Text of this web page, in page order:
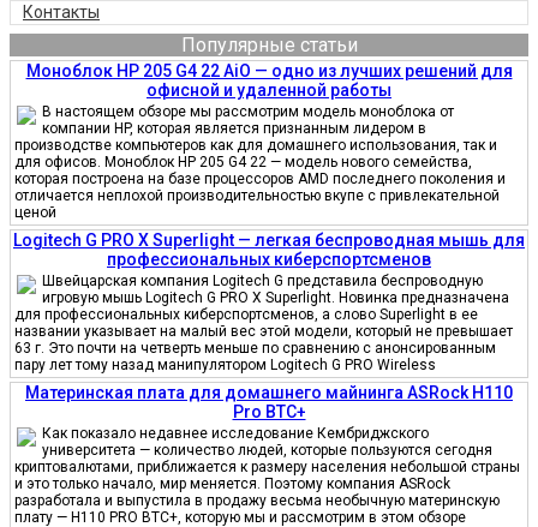
Контакты
Популярные статьи
Моноблок HP 205 G4 22 AiO — одно из лучших решений для
офисной и удаленной работы
В настоящем обзоре мы рассмотрим модель моноблока от
компании HP, которая является признанным лидером в
производстве компьютеров как для домашнего использования, так и
для офисов. Моноблок HP 205 G4 22 — модель нового семейства,
которая построена на базе процессоров AMD последнего поколения и
отличается неплохой производительностью вкупе с привлекательной
ценой
Logitech G PRO X Superlight — легкая беспроводная мышь для
профессиональных киберспортсменов
Швейцарская компания Logitech G представила беспроводную
игровую мышь Logitech G PRO X Superlight. Новинка предназначена
для профессиональных киберспортсменов, а слово Superlight в ее
названии указывает на малый вес этой модели, который не превышает
63 г. Это почти на четверть меньше по сравнению с анонсированным
пару лет тому назад манипулятором Logitech G PRO Wireless
Материнская плата для домашнего майнинга ASRock H110
Pro BTC+
Как показало недавнее исследование Кембриджского
университета — количество людей, которые пользуются сегодня
криптовалютами, приближается к размеру населения небольшой страны
и это только начало, мир меняется. Поэтому компания ASRock
разработала и выпустила в продажу весьма необычную материнскую
плату — H110 PRO BTC+, которую мы и рассмотрим в этом обзоре